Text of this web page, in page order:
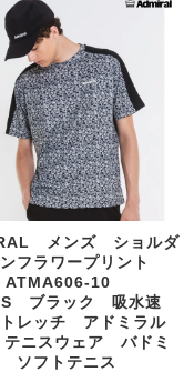
メンズ ショルダ
フラワープリント
10
ブラック 吸水速
レッチ アドミラル
ニスウェア バドミ
ソフトテニス